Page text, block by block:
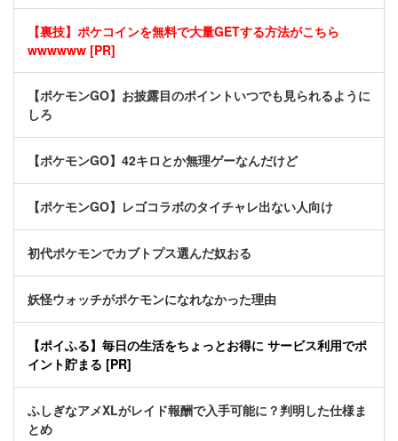
【裏技】ポケコインを無料で大量GETする方法がこちら
wwwwww [PR]
【ポケモンGO】お披露目のポイントいつでも見られるように
しろ
【ポケモンGO】42キロとか無理ゲーなんだけど
【ポケモンGO】レゴコラボのタイチャレ出ない人向け
初代ポケモンでカブトプス選んだ奴おる
妖怪ウォッチがポケモンになれなかった理由
【ポイふる】毎日の生活をちょっとお得に サービス利用でポ
イント貯まる [PR]
ふしぎなアメXLがレイド報酬で入手可能に？判明した仕様ま
とめ